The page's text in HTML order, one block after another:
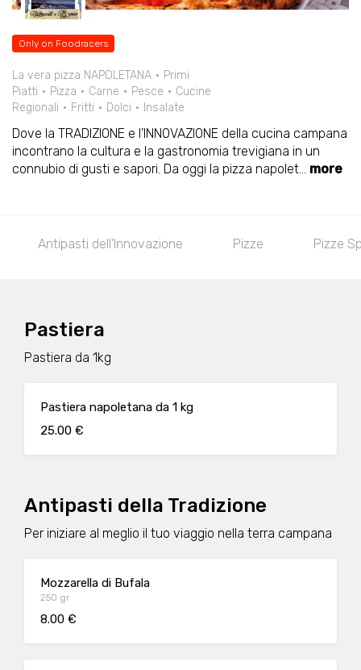
Only on Foodracers
La vera pizza NAPOLETANA
Primi
Piatti
Pizza Carne Pesce
Cucine
Regionali
Fritti Dolci Insalate
Dove la TRADIZIONE e l’INNOVAZIONE della cucina campana
incontrano la cultura e la gastronomia trevigiana in un
connubio di gusti e sapori. Da oggi la pizza napolet... more
dell'Innovazione Pizze Pizze Special
Pastiera
Pastiera da 1kg
Pastiera napoletana da 1 kg
25.00 €
Antipasti della Tradizione
Per iniziare al meglio il tuo viaggio nella terra campana
Mozzarella di Bufala
250 gr
8.00 €